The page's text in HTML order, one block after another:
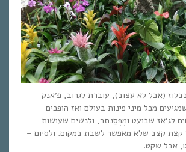
(אבל לא עצוב), עוברת לגרוב, פ’אנק
מכל מיני פינות בעולם ואז הופכים
לג’אז שבועט ומְפְּסַנתֵר, ולנשים שעושות
קצת קצב שלא מאפשר לשבת במקום. ולסיום –
אבל שקט.